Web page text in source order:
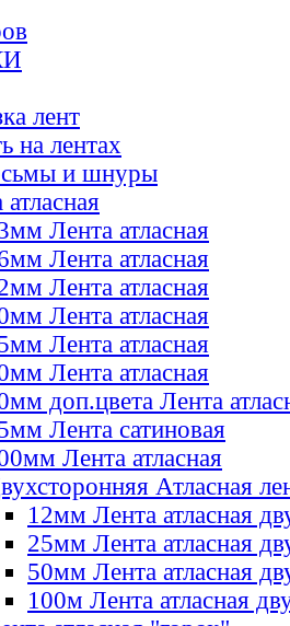
лент
на лентах
и шнуры
Лента атласная
Лента атласная
Лента атласная
Лента атласная
Лента атласная
Лента атласная
доп.цвета Лента
Лента сатиновая
Лента атласная
Атласная
12мм Лента атласная
25мм Лента атласная
50мм Лента атласная
100м Лента атласная